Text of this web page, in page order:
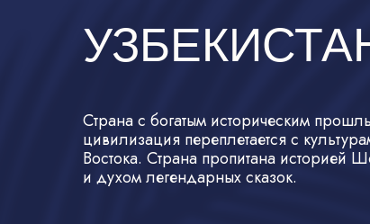
Страна с богатым историческим
цивилизация переплетается с
Востока. Страна пропитана историей
и духом легендарных сказок.